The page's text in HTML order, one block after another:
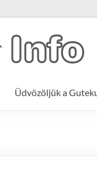
Üdvözöljük a